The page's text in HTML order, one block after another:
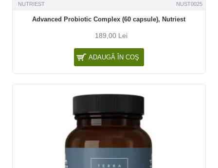
NUTRIEST NUST0025
Advanced Probiotic Complex (60 capsule), Nutriest
189,00 Lei
ADAUGĂ ÎN COŞ